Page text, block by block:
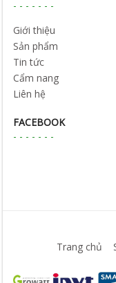
Giới thiệu
Sản phẩm
Tin tức
Cẩm nang
Liên hệ
FACEBOOK
Trang chủ